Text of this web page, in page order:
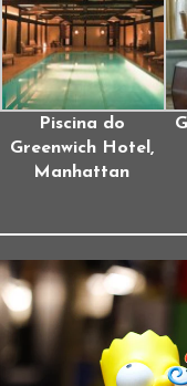
Piscina do
Greenwich Hotel,
Manhattan